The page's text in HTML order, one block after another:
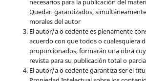
necesarios para la publicación del
Quedan garantizados,
morales del autor
El autor/a o cedente es plenamente
acuerdo con que todos o cualesquiera
proporcionados, formarán una obra
revista para su publicación total o
El autor/a o cedente garantiza ser el